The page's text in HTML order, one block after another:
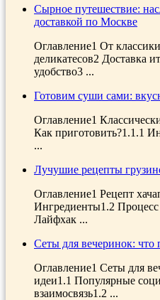
Сырное путешествие:
доставкой по Москве
Оглавление1 От
деликатесов2 Доставка
удобство3 ...
Готовим суши сами:
Оглавление1
Как приготовить?1.1.1
...
Лучушие рецепты
Оглавление1 Рецепт
Ингредиенты1.2 Процесс
Лайфхак ...
Сеты для вечеринок: что
Оглавление1 Сеты для
идеи1.1 Популярные
взаимосвязь1.2 ...